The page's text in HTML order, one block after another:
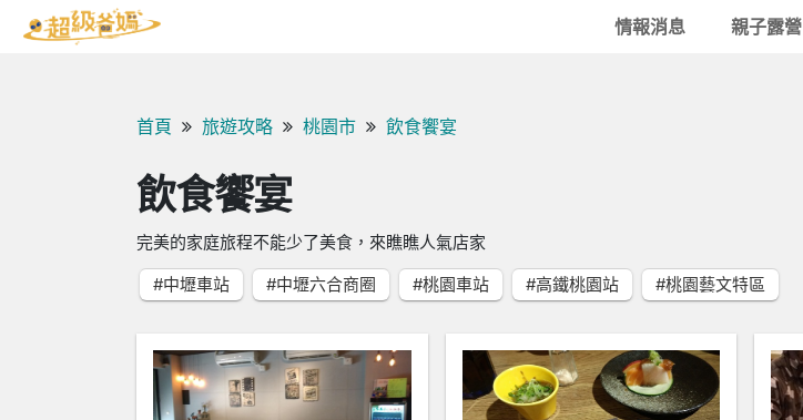
情報消息 親子露營
首頁 旅遊攻略 桃園市 飲食饗宴
飲食饗宴
完美的家庭旅程不能少了美食，來瞧瞧人氣店家
#中壢車站
#中壢六合商圈 #桃園車站 #高鐵桃園站 #桃園藝文特區